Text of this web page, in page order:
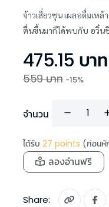
จ้าวเสี่ยวชุน เผลอดื่มเห
ตื่นขึ้นมาก็ได้พบกับ อวิ๋นชิ
475.15 บาท
559บาท -15%
จำนวน
ได้รับ 27 points (ก่อนหั
ลองอ่านฟรี
Share: